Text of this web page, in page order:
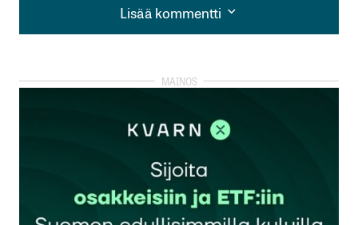
Lisää kommentti
Lisää kommentti
kirjautua
rekisteröityä